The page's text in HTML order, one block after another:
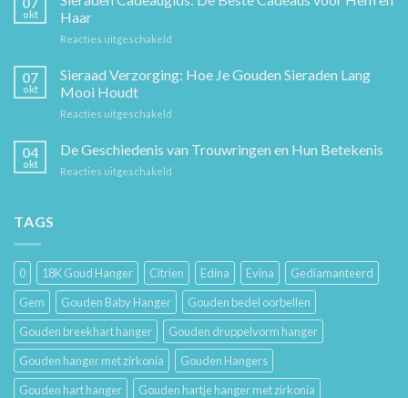
Sierkunst
okt
Haar
Reacties uitgeschakeld
Cadeaugids:
De
Hem
07
okt
Sieraad Verzorging: Hoe Je Gouden Sieraden Lang
Mooi Houdt
Reacties uitgeschakeld
Verzorging:
04
okt
De Geschiedenis van Trouwringen en Hun Betekenis
Reacties uitgeschakeld
Hun
Betekenis
TAGS
0 18K Goud Hanger Citrien Edina Evina
Gediamanteerd
Gem
Gouden Baby Hanger
Gouden bedel oorbellen
Gouden breekhart hanger
Gouden druppelvorm hanger
Gouden hanger met zirkonia
Gouden Hangers
Gouden hart hanger
Gouden hartje hanger met zirkonia